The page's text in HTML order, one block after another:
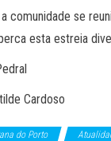
comunidade se
esta estreia
Cardoso
do Porto